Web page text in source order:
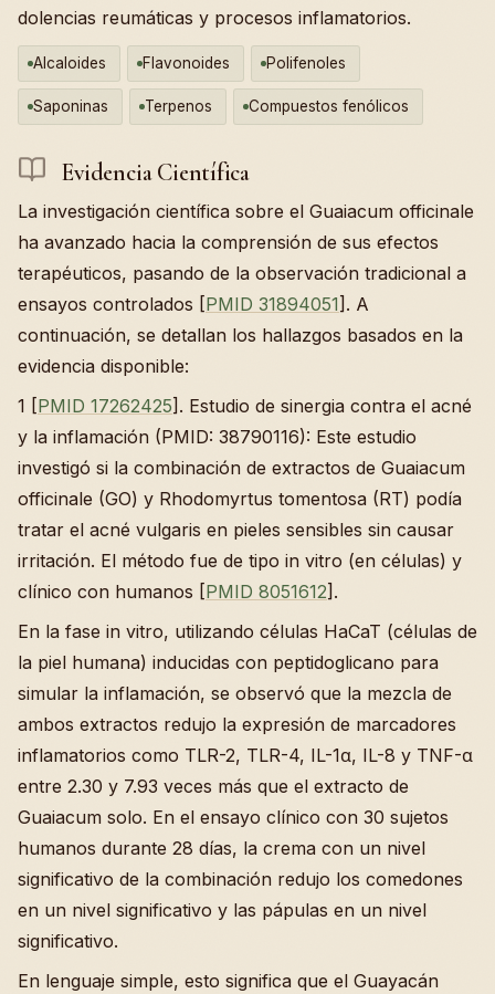
dolencias reumáticas y procesos inflamatorios.
Alcaloides Flavonoides Polifenoles
Saponinas Terpenos Compuestos fenólicos
Evidencia Científica
La investigación científica sobre el Guaiacum officinale
ha avanzado hacia la comprensión de sus efectos
terapéuticos, pasando de la observación tradicional a
ensayos controlados [PMID 31894051]. A
continuación, se detallan los hallazgos basados en la
evidencia disponible:
1 [PMID 17262425]. Estudio de sinergia contra el acné
y la inflamación (PMID: 38790116): Este estudio
investigó si la combinación de extractos de Guaiacum
officinale (GO) y Rhodomyrtus tomentosa (RT) podía
tratar el acné vulgaris en pieles sensibles sin causar
irritación. El método fue de tipo in vitro (en células) y
clínico con humanos [PMID 8051612].
En la fase in vitro, utilizando células HaCaT (células de
la piel humana) inducidas con peptidoglicano para
simular la inflamación, se observó que la mezcla de
ambos extractos redujo la expresión de marcadores
inflamatorios como TLR-2, TLR-4, IL-1α, IL-8 y TNF-α
entre 2.30 y 7.93 veces más que el extracto de
Guaiacum solo. En el ensayo clínico con 30 sujetos
humanos durante 28 días, la crema con un nivel
significativo de la combinación redujo los comedones
en un nivel significativo y las pápulas en un nivel
significativo.
En lenguaje simple, esto significa que el Guayacán